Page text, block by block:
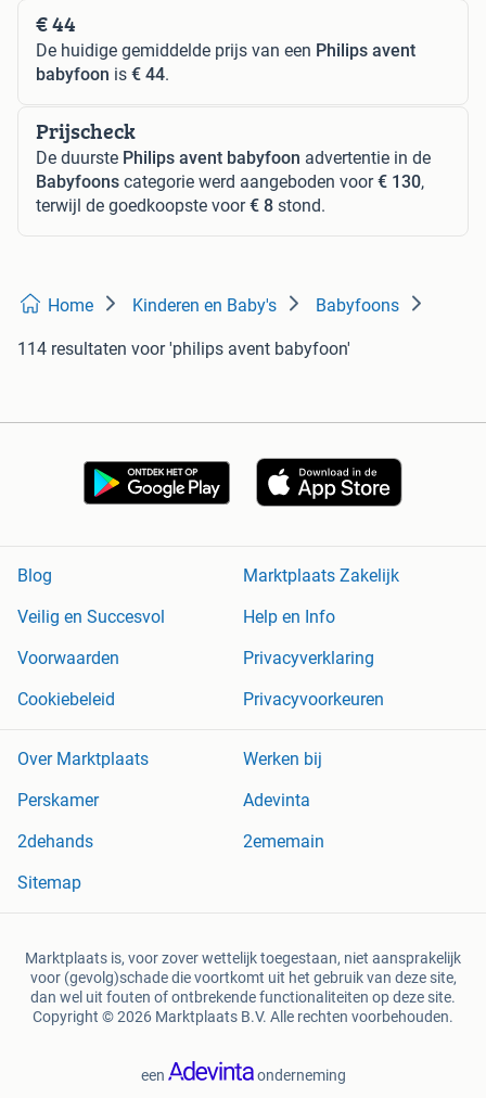
€ 44
De huidige gemiddelde prijs van een Philips avent
babyfoon is € 44.
Prijscheck
De duurste Philips avent babyfoon advertentie in de
Babyfoons categorie werd aangeboden voor€ 130,
terwijl de goedkoopste voor€ 8 stond.
Home Kinderen en Baby's Babyfoons
114 resultaten voor 'philips avent babyfoon'
Blog
Marktplaats Zakelijk
Veilig en Succesvol
Help en Info
Voorwaarden
Privacyverklaring
Cookiebeleid
Privacyvoorkeuren
Over Marktplaats
Werken bij
Perskamer
Adevinta
2dehands
2ememain
Sitemap
Marktplaats is, voor zover wettelijk toegestaan, niet aansprakelijk
voor (gevolg)schade die voortkomt uit het gebruik van deze site,
dan wel uit fouten of ontbrekende functionaliteiten op deze site.
Copyright © 2026 Marktplaats B.V. Alle rechten voorbehouden.
een onderneming